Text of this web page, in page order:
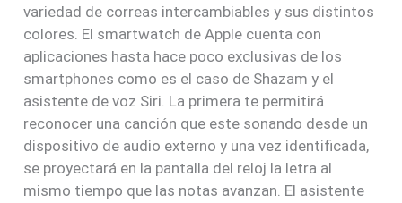
variedad de correas intercambiables y sus distintos
colores. El smartwatch de Apple cuenta con
aplicaciones hasta hace poco exclusivas de los
smartphones como es el caso de Shazam y el
asistente de voz Siri. La primera te permitirá
reconocer una canción que este sonando desde un
dispositivo de audio externo y una vez identificada,
se proyectará en la pantalla del reloj la letra al
mismo tiempo que las notas avanzan. El asistente